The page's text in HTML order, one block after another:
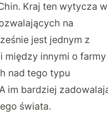
Kraj ten wytycza w
na
jest jednym z
między innymi o farmy
nad tego typu
im bardziej
świata.